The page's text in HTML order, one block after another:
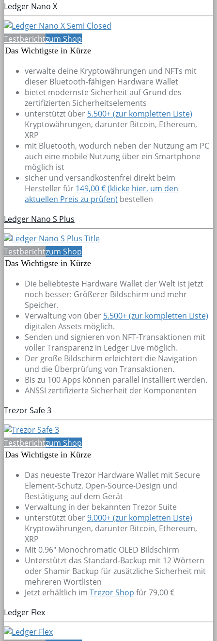
Ledger Nano X
Testberichtzum Shop
Das Wichtigste in Kürze
verwalte deine Kryptowährungen und NFTs mit
dieser Bluetooth-fähigen Hardware Wallet
bietet modernste Sicherheit auf Grund des
zertifizierten Sicherheitselements
unterstützt über 5.500+(zur kompletten Liste)
Kryptowährungen, darunter Bitcoin, Ethereum,
XRP
mit Bluetooth, wodurch neben der Nutzung am PC
auch eine mobile Nutzung über ein Smartphone
möglich ist
sicher und versandkostenfrei direkt beim
Hersteller für 149,00 € (klicke hier, um den
aktuellen Preis zu prüfen) bestellen
Ledger Nano S Plus
Testberichtzum Shop
Das Wichtigste in Kürze
Die beliebteste Hardware Wallet der Welt ist jetzt
noch besser: Größerer Bildschirm und mehr
Speicher.
Verwaltung von über 5.500+(zur kompletten Liste)
digitalen Assets möglich.
Senden und signieren von NFT-Transaktionen mit
voller Transparenz in Ledger Live möglich.
Der große Bildschirm erleichtert die Navigation
und die Überprüfung von Transaktionen.
Bis zu 100 Apps können parallel installiert werden.
ANSSI zertifizierte Sicherheit der Komponenten
Trezor Safe 3
Testberichtzum Shop
Das Wichtigste in Kürze
Das neueste Trezor Hardware Wallet mit Secure
Element-Schutz, Open-Source-Design und
Bestätigung auf dem Gerät
Verwaltung in der bekannten Trezor Suite
unterstützt über9.000+(zur kompletten Liste)
Kryptowährungen, darunter Bitcoin, Ethereum,
XRP
Mit 0.96" Monochromatic OLED Bildschirm
Unterstützt das Standard-Backup mit 12 Wörtern
oder Shamir Backup für zusätzliche Sicherheit mit
mehreren Wortlisten
Jetzt erhältlich im Trezor Shop für 79,00 €
Ledger Flex